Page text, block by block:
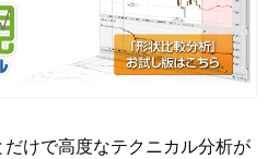
けで高度なテクニカル分析が